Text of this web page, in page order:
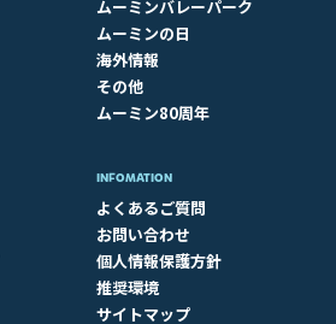
ムーミンバレーパーク
ムーミンの日
海外情報
その他
ムーミン80周年
INFOMATION
よくあるご質問
お問い合わせ
個人情報保護方針
推奨環境
サイトマップ